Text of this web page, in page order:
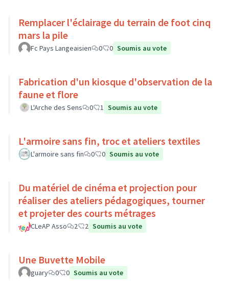
Remplacer l'éclairage du terrain de foot cinq
mars la pile
Fc Pays Langeaisien 0 0 Soumis au vote
Fabrication d'un kiosque d'observation de la
faune et flore
L'Arche des Sens 0 1 Soumis au vote
L'armoire sans fin, troc et ateliers textiles
L'armoire sans fin 0 0 Soumis au vote
Du matériel de cinéma et projection pour
réaliser des ateliers pédagogiques, tourner
et projeter des courts métrages
CLeAP Asso 2 2 Soumis au vote
Une Buvette Mobile
guary 0 0 Soumis au vote